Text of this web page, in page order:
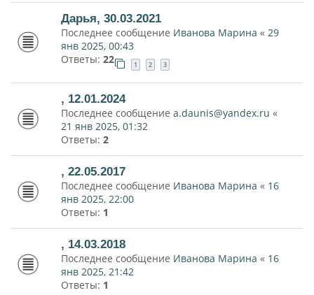
Дарья, 30.03.2021
Последнее сообщение Иванова Марина « 29
янв 2025, 00:43
Ответы: 22 1 2 3
, 12.01.2024
Последнее сообщение a.daunis@yandex.ru «
21 янв 2025, 01:32
Ответы: 2
, 22.05.2017
Последнее сообщение Иванова Марина « 16
янв 2025, 22:00
Ответы: 1
, 14.03.2018
Последнее сообщение Иванова Марина « 16
янв 2025, 21:42
Ответы: 1